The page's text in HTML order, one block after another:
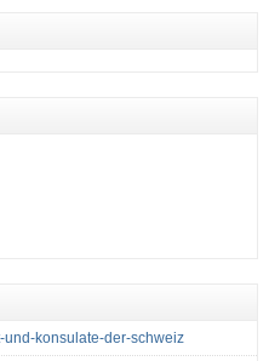
und-konsulate-der-schweiz